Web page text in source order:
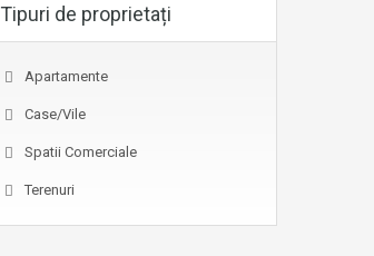
Tipuri de proprietați
Apartamente
Case/Vile
Spatii Comerciale
Terenuri